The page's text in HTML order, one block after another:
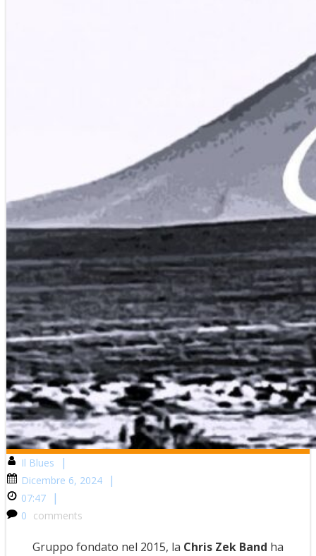
Il Blues |
Dicembre 6, 2024 |
07:47 |
0 comments
Gruppo fondato nel 2015, la Chris Zek Band ha